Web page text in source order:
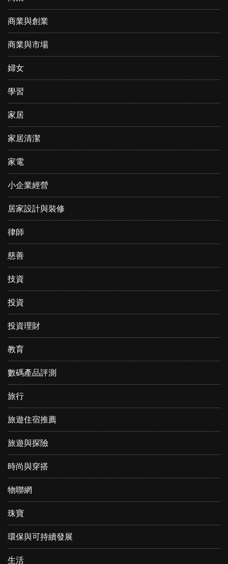
商業與創業
商業與市場
婦女
學習
家居
家居清潔
家電
小企業經營
居家設計與裝修
律師
慈善
技資
投資
投資理財
教育
數碼產品評測
旅行
旅遊住宿推薦
旅遊與探險
時尚與穿搭
物聯網
珠寶
環保與可持續發展
生活